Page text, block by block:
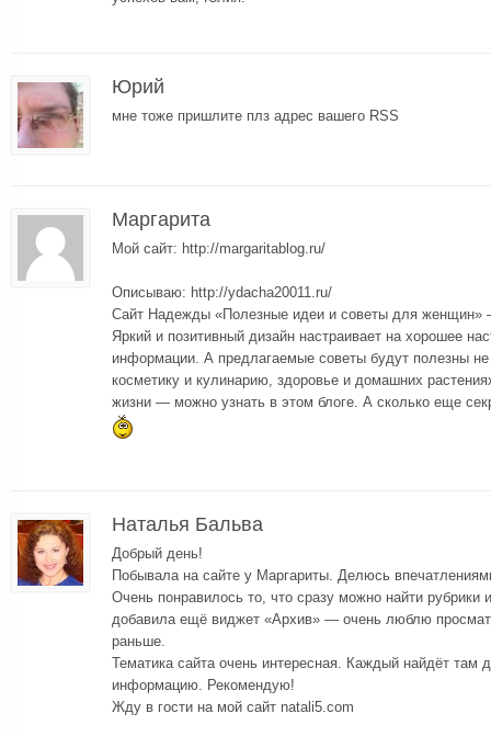
Юрий
мне тоже пришлите плз адрес вашего RSS
Маргарита
Мой сайт: http://margaritablog.ru/
Описываю: http://ydacha20011.ru/
Сайт Надежды «Полезные идеи и советы для женщин»
Яркий и позитивный дизайн настраивает на хорошее
информации. А предлагаемые советы будут полезны
косметику и кулинарию, здоровье и домашних
жизни — можно узнать в этом блоге. А сколько еще
Наталья Бальва
Добрый день!
Побывала на сайте у Маргариты. Делюсь
Очень понравилось то, что сразу можно найти рубрики
добавила ещё виджет «Архив» — очень люблю
раньше.
Тематика сайта очень интересная. Каждый найдёт там
информацию. Рекомендую!
Жду в гости на мой сайт natali5.com